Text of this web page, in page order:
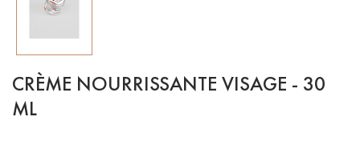
CRÈME NOURRISSANTE VISAGE - 30
ML